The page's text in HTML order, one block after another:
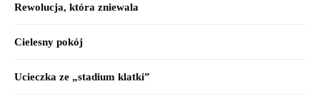
Rewolucja, która zniewala
Cielesny pokój
Ucieczka ze „stadium klatki”